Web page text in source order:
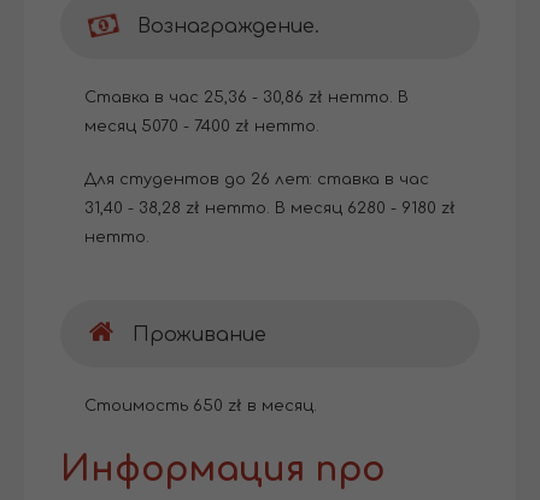
Вознаграждение.
Ставка в час 25,36 - 30,86 zł нетто. В
месяц 5070 - 7400 zł нетто.
Для студентов до 26 лет: ставка в час
31,40 - 38,28 zł нетто. В месяц 6280 - 9180 zł
нетто.
Проживание
Стоимость 650 zł в месяц.
Информация про